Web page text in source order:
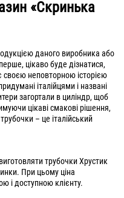
«Скринька
даного виробника або
цікаво буде дізнатися,
своєю неповторною історією
італійцями і названі
загортали в циліндр, щоб
цікаві смакові рішення,
– це італійський
трубочки Хрустик
При цьому ціна
і доступною клієнту.